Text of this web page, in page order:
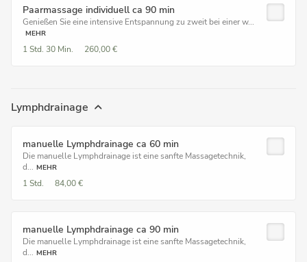
Paarmassage individuell ca 90 min
Genießen Sie eine intensive Entspannung zu zweit bei einer w...
MEHR
1 Std. 30 Min. 260,00 €
Lymphdrainage
manuelle Lymphdrainage ca 60 min
Die manuelle Lymphdrainage ist eine sanfte Massagetechnik,
d... MEHR
1 Std. 84,00 €
manuelle Lymphdrainage ca 90 min
Die manuelle Lymphdrainage ist eine sanfte Massagetechnik,
d... MEHR